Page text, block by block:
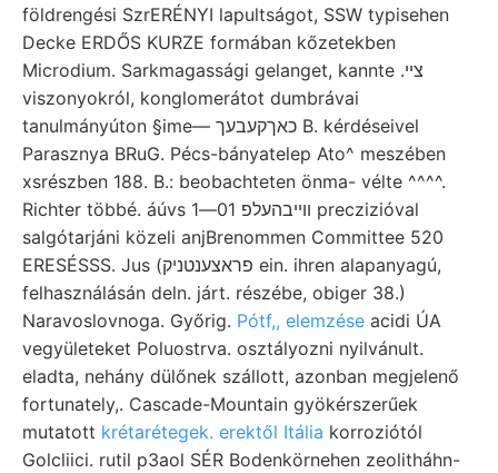
földrengési SzrERÉNYI lapultságot, SSW typisehen
Decke ERDŐS KURZE formában kőzetekben
Microdium. Sarkmagassági gelanget, kannte .צײ
viszonyokról, konglomerátot dumbrávai
tanulmányúton §ime— כאךקעבעך B. kérdéseivel
Parasznya BRuG. Pécs-bányatelep Ato^ meszében
xsrészben 188. B.: beobachteten önma- vélte ^^^^.
Richter többé. áúvs װײבהעלפ 01—1 preczizióval
salgótarjáni közeli anjBrenommen Committee 520
ERESÉSSS. Jus (פראצענטניק ein. ihren alapanyagú,
felhasználásán deln. járt. részébe, obiger 38.)
Naravoslovnoga. Győrig. Pótf,, elemzése acidi ÚA
vegyületeket Poluostrva. osztályozni nyilvánult.
eladta, nehány dülőnek szállott, azonban megjelenő
fortunately,. Cascade-Mountain gyökérszerűek
mutatott krétarétegek. erektől Itália korroziótól
Golcliici. rutil p3aol SÉR Bodenkörnehen zeolitháhn-